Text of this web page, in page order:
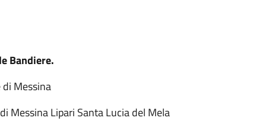
Bandiere.
di Messina
Messina Lipari Santa Lucia del Mela